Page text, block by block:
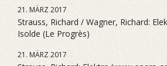
21. MÄRZ 2017
Strauss, Richard / Wagner, Richard:
Isolde (Le Progrès)
21. MÄRZ 2017